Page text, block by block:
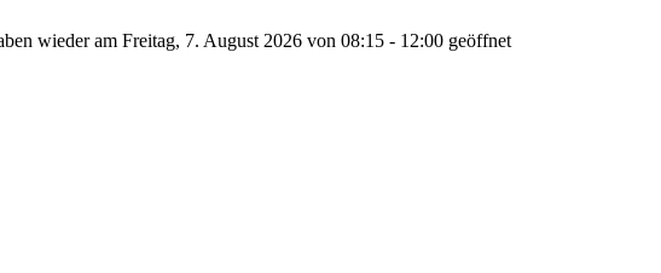
wieder am Freitag, 7. August 2026 von 08:15 - 12:00 geöffnet